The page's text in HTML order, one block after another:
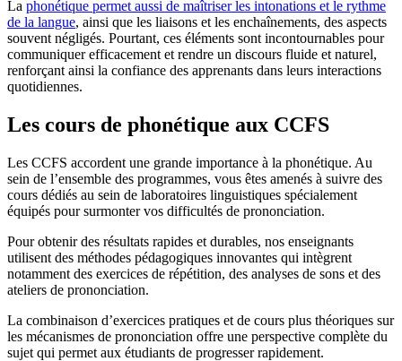
La phonétique permet aussi de maîtriser les intonations et le rythme
de la langue, ainsi que les liaisons et les enchaînements, des aspects
souvent négligés. Pourtant, ces éléments sont incontournables pour
communiquer efficacement et rendre un discours fluide et naturel,
renforçant ainsi la confiance des apprenants dans leurs interactions
quotidiennes.
Les cours de phonétique aux CCFS
Les CCFS accordent une grande importance à la phonétique. Au
sein de l’ensemble des programmes, vous êtes amenés à suivre des
cours dédiés au sein de laboratoires linguistiques spécialement
équipés pour surmonter vos difficultés de prononciation.
Pour obtenir des résultats rapides et durables, nos enseignants
utilisent des méthodes pédagogiques innovantes qui intègrent
notamment des exercices de répétition, des analyses de sons et des
ateliers de prononciation.
La combinaison d’exercices pratiques et de cours plus théoriques sur
les mécanismes de prononciation offre une perspective complète du
sujet qui permet aux étudiants de progresser rapidement.